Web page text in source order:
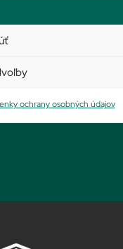
ochrany osobných údajov